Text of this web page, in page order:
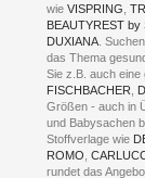
mögliche
MO und DI
MI - FR 11
SA 11 bis 15
wieVISPRING ,
BEAUTYREST by
DUXIANA .
das Thema
Sie z.B. auch
FISCHBACHER
Größen - auch in
und Babysachen
Stoffverlage wie
ROMO ,
rundet das